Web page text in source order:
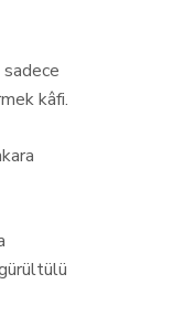
kâfi.